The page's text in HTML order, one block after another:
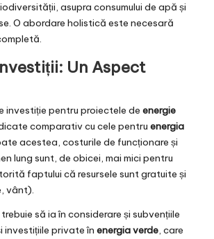
asupra consumului de apă și
O abordare holistică este necesară
Un Aspect
investiție pentru proiectele de energie
comparativ cu cele pentru energia
acestea, costurile de funcționare și
lung sunt, de obicei, mai mici pentru
faptului că resursele sunt gratuite și
vânt).
să ia în considerare și subvențiile
investițiile private în energia verde, care